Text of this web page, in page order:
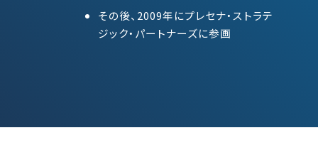
その後、2009年にプレセナ・ストラテ
ジック・パートナーズに参画